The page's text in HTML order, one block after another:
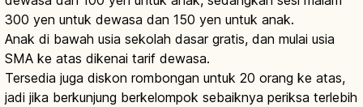
300 yen untuk dewasa dan 150 yen untuk anak.
Anak di bawah usia sekolah dasar gratis, dan mulai usia
SMA ke atas dikenai tarif dewasa.
Tersedia juga diskon rombongan untuk 20 orang ke atas,
jadi jika berkunjung berkelompok sebaiknya periksa terlebih